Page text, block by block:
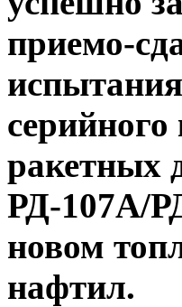
приемо-
ракетных
РД-107А/
новом
нафтил.